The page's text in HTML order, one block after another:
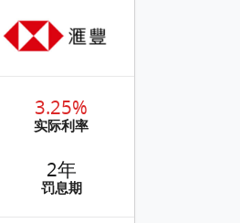
3.25%
实际利率
2年
罚息期